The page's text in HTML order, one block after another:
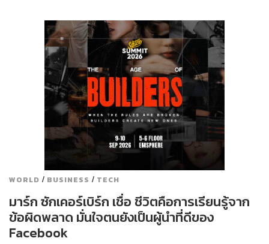
WORLD / BUSINESS / TECH
มาร์ก ซักเคอร์เบิร์ก เชื่อ ชีวิตคือการเรียนรู้จาก
ข้อผิดพลาด มั่นใจตนยังเป็นผู้นำที่ดีของ
Facebook